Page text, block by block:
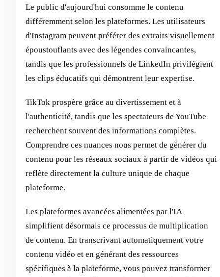
Le public d'aujourd'hui consomme le contenu
différemment selon les plateformes. Les utilisateurs
d'Instagram peuvent préférer des extraits visuellement
époustouflants avec des légendes convaincantes,
tandis que les professionnels de LinkedIn privilégient
les clips éducatifs qui démontrent leur expertise.
TikTok prospère grâce au divertissement et à
l'authenticité, tandis que les spectateurs de YouTube
recherchent souvent des informations complètes.
Comprendre ces nuances nous permet de générer du
contenu pour les réseaux sociaux à partir de vidéos qui
reflète directement la culture unique de chaque
plateforme.
Les plateformes avancées alimentées par l'IA
simplifient désormais ce processus de multiplication
de contenu. En transcrivant automatiquement votre
contenu vidéo et en générant des ressources
spécifiques à la plateforme, vous pouvez transformer